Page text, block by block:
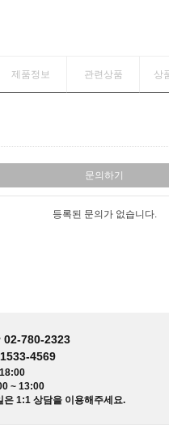
제품정보 관련상품 상
문의하기
등록된 문의가 없습니다.
780-2323
4569
~ 13:00
은 1:1 상담을 이용해주세요.